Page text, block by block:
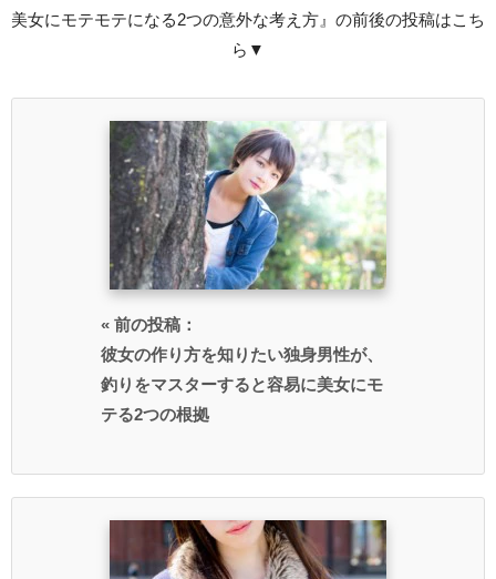
美女にモテモテになる2つの意外な考え方』の前後の投稿はこち
ら▼
« 前の投稿：
彼女の作り方を知りたい独身男性が、
釣りをマスターすると容易に美女にモ
テる2つの根拠